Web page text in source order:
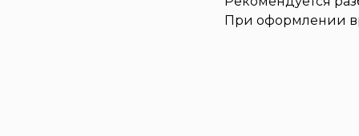
При оформлении